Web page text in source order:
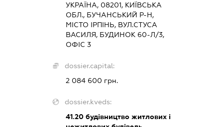
УКРАЇНА, 08201, КИЇВСЬКА
ОБЛ., БУЧАНСЬКИЙ Р-Н,
МІСТО ІРПІНЬ, ВУЛ.СТУСА
ВАСИЛЯ, БУДИНОК 60-Л/3,
ОФІС 3
dossier.capital:
2 084 600 грн.
dossier.kveds:
41.20будівництво житлових і